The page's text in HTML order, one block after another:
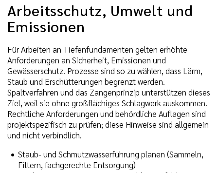
Arbeitsschutz, Umwelt und
Emissionen
Für Arbeiten an Tiefenfundamenten gelten erhöhte
Anforderungen an Sicherheit, Emissionen und
Gewässerschutz. Prozesse sind so zu wählen, dass Lärm,
Staub und Erschütterungen begrenzt werden.
Spaltverfahren und das Zangenprinzip unterstützen dieses
Ziel, weil sie ohne großflächiges Schlagwerk auskommen.
Rechtliche Anforderungen und behördliche Auflagen sind
projektspezifisch zu prüfen; diese Hinweise sind allgemein
und nicht verbindlich.
Staub- und Schmutzwasserführung planen (Sammeln,
Filtern, fachgerechte Entsorgung)